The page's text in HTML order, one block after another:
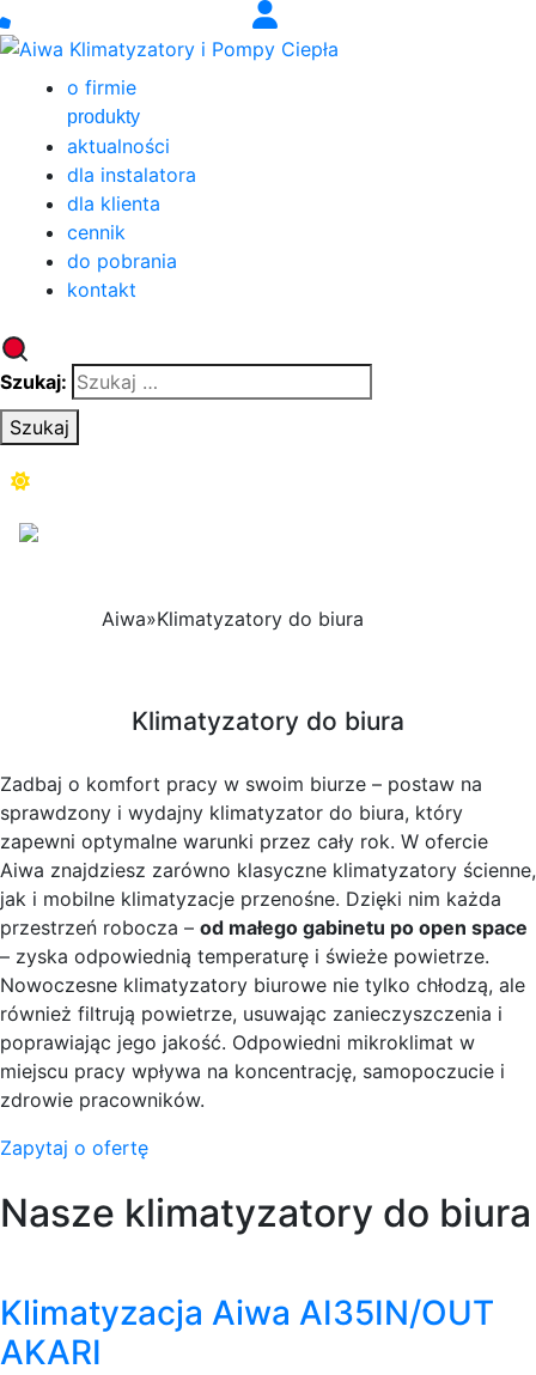
o firmie
produkty
aktualności
dla instalatora
dla klienta
cennik
do pobrania
kontakt
Szukaj:
Szukaj
Aiwa»Klimatyzatory do biura
Klimatyzatory do biura
Zadbaj o komfort pracy w swoim biurze – postaw na
sprawdzony i wydajny klimatyzator do biura, który
zapewni optymalne warunki przez cały rok. W ofercie
Aiwa znajdziesz zarówno klasyczne klimatyzatory ścienne,
jak i mobilne klimatyzacje przenośne. Dzięki nim każda
przestrzeń robocza – od małego gabinetu po open space
– zyska odpowiednią temperaturę i świeże powietrze.
Nowoczesne klimatyzatory biurowe nie tylko chłodzą, ale
również filtrują powietrze, usuwając zanieczyszczenia i
poprawiając jego jakość. Odpowiedni mikroklimat w
miejscu pracy wpływa na koncentrację, samopoczucie i
zdrowie pracowników.
Zapytaj o ofertę
Nasze klimatyzatory do biura
Klimatyzacja Aiwa AI35IN/OUT
AKARI